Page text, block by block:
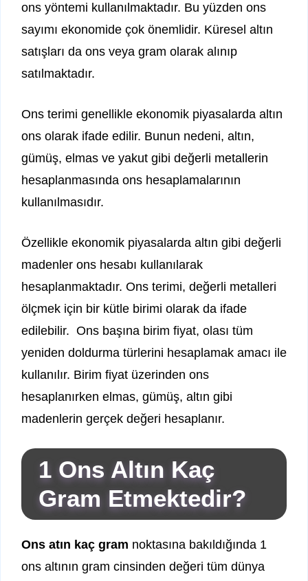
ons yöntemi kullanılmaktadır. Bu yüzden ons
sayımı ekonomide çok önemlidir. Küresel altın
satışları da ons veya gram olarak alınıp
satılmaktadır.
Ons terimi genellikle ekonomik piyasalarda altın
ons olarak ifade edilir. Bunun nedeni, altın,
gümüş, elmas ve yakut gibi değerli metallerin
hesaplanmasında ons hesaplamalarının
kullanılmasıdır.
Özellikle ekonomik piyasalarda altın gibi değerli
madenler ons hesabı kullanılarak
hesaplanmaktadır. Ons terimi, değerli metalleri
ölçmek için bir kütle birimi olarak da ifade
edilebilir. Ons başına birim fiyat, olası tüm
yeniden doldurma türlerini hesaplamak amacı ile
kullanılır. Birim fiyat üzerinden ons
hesaplanırken elmas, gümüş, altın gibi
madenlerin gerçek değeri hesaplanır.
1 Ons Altın Kaç
Gram Etmektedir?
Ons atın kaç gram noktasına bakıldığında 1
ons altının gram cinsinden değeri tüm dünya